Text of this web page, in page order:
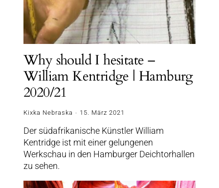
Why should I hesitate –
William Kentridge | Hamburg
2020/21
Kixka Nebraska 15. März 2021
Der südafrikanische Künstler William
Kentridge ist mit einer gelungenen
Werkschau in den Hamburger Deichtorhallen
zu sehen.